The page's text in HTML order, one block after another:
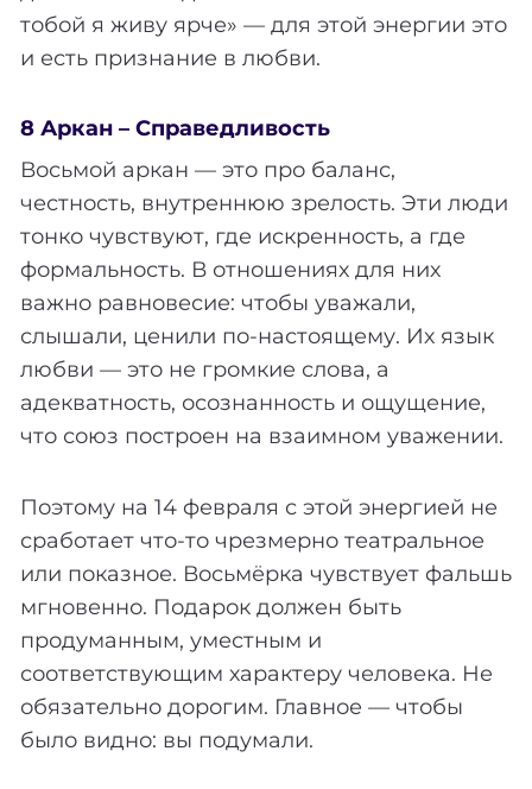
тобой я живу ярче» — для этой энергии это
и есть признание в любви.
8 Аркан – Справедливость
Восьмой аркан — это про баланс,
честность, внутреннюю зрелость. Эти люди
тонко чувствуют, где искренность, а где
формальность. В отношениях для них
важно равновесие: чтобы уважали,
слышали, ценили по-настоящему. Их язык
любви — это не громкие слова, а
адекватность, осознанность и ощущение,
что союз построен на взаимном уважении.
Поэтому на 14 февраля с этой энергией не
сработает что-то чрезмерно театральное
или показное. Восьмёрка чувствует фальшь
мгновенно. Подарок должен быть
продуманным, уместным и
соответствующим характеру человека. Не
обязательно дорогим. Главное — чтобы
было видно: вы подумали.